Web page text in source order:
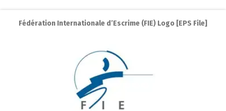
Fédération Internationale d’Escrime (FIE) Logo [EPS File]